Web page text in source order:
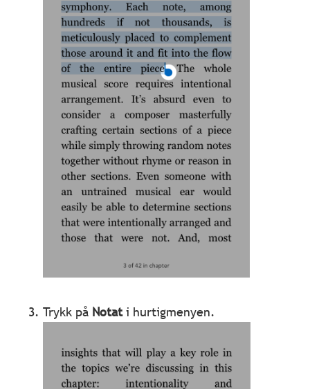
Trykk på Notati hurtigmenyen.